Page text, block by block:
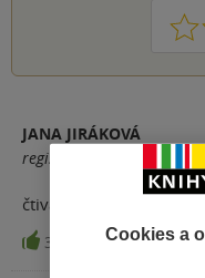
1
JANA JIRÁKOVÁ
registrovaný uživatel
čtivá , překvapivé
30
Cookies a